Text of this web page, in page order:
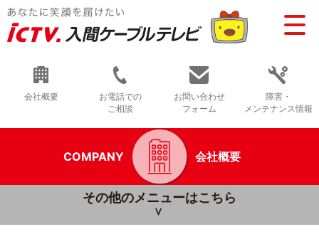
会社概要
お電話での
ご相談
お問い合わせ
フォーム
障害・
メンテナンス情報
COMPANY 会社概要
その他のメニューはこちら